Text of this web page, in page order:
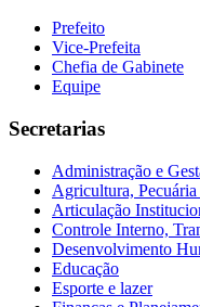
Prefeito
Vice-Prefeita
Chefia de Gabinete
Equipe
Secretarias
Administração e
Agricultura, Pecuária
Articulação
Controle Interno,
Desenvolvimento
Educação
Esporte e lazer